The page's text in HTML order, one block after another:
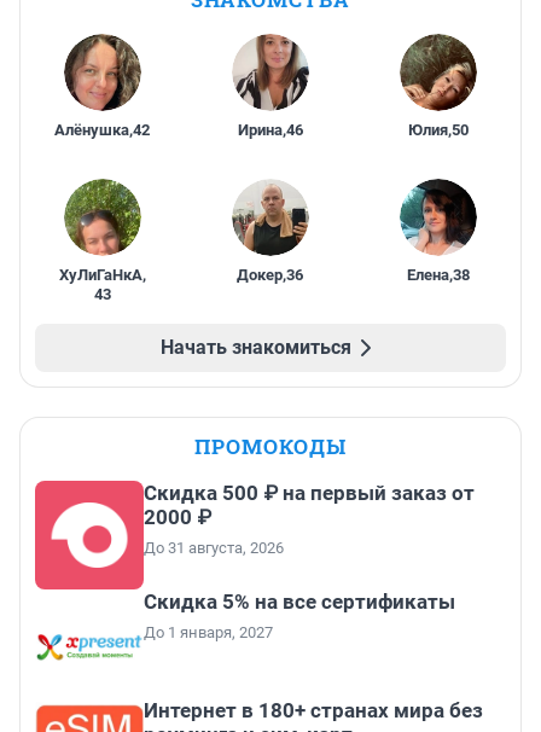
Алёнушка,42 Ирина,46 Юлия,50
ХуЛиГаНкА,
43
Докер,36 Елена,38
Начать знакомиться
ПРОМОКОДЫ
Скидка 500 ₽ на первый заказ от
2000 ₽
До 31 августа, 2026
Скидка 5% на все сертификаты
До 1 января, 2027
Интернет в 180+ странах мира без